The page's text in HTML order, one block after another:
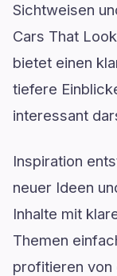
Sichtweisen
Cars That
bietet einen
tiefere
interessant
Inspiration
neuer Ideen
Inhalte mit
Themen
profitieren von